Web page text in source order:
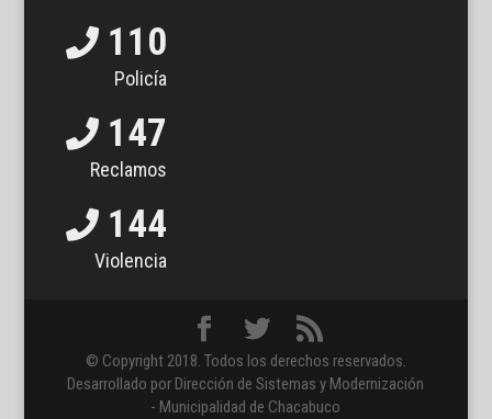
110
Policía
147
Reclamos
144
Violencia
© Copyright 2018. Todos los derechos reservados.
Desarrollado por Dirección de Sistemas y Modernización
- Municipalidad de Chacabuco